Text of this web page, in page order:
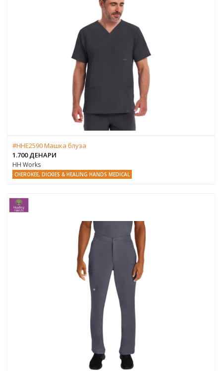
#HHE2590 Машка блуза
1.700 ДЕНАРИ
HH Works
CHEROKEE, DICKIES & HEALING HANDS MEDICAL